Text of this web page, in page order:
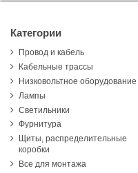
Категории
Провод и кабель
Кабельные трассы
Низковольтное оборудование
Лампы
Светильники
Фурнитура
Щиты, распределительные
коробки
Все для монтажа